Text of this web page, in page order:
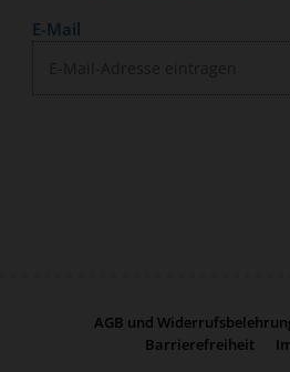
E-Mail
AGB und
Barrierefreiheit